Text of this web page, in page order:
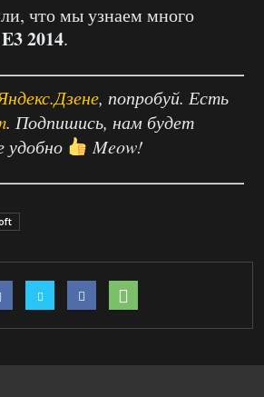
что мы узнаем много
E3 2014.
, попробуй. Есть
. Подпишись, нам будет
удобно
Meow!